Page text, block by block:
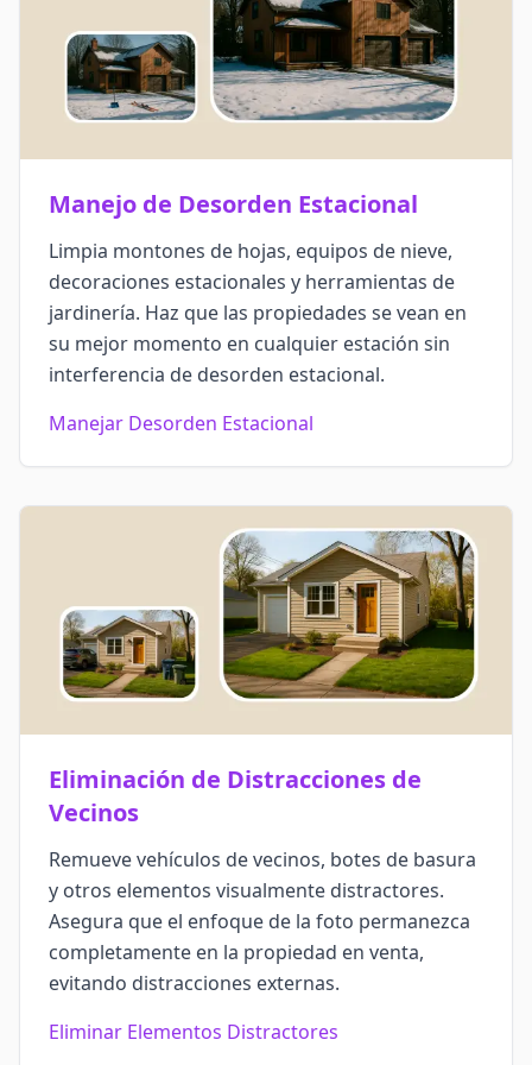
Manejo de Desorden Estacional
Limpia montones de hojas, equipos de nieve,
decoraciones estacionales y herramientas de
jardinería. Haz que las propiedades se vean en
su mejor momento en cualquier estación sin
interferencia de desorden estacional.
Manejar Desorden Estacional
Eliminación de Distracciones de
Vecinos
Remueve vehículos de vecinos, botes de basura
y otros elementos visualmente distractores.
Asegura que el enfoque de la foto permanezca
completamente en la propiedad en venta,
evitando distracciones externas.
Eliminar Elementos Distractores